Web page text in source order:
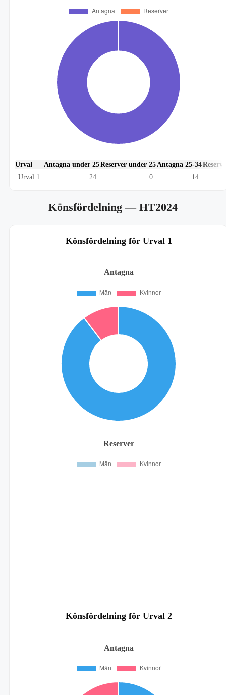
Urval Antagna under 25Reserver under 25 Antagna 25-34
Urval 1
24 0 14
Könsfördelning— HT2024
Könsfördelning för Urval 1
Antagna
Reserver
Könsfördelning för Urval 2
Antagna